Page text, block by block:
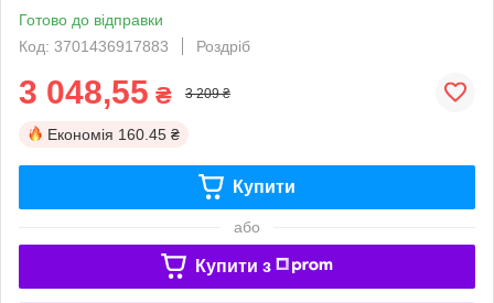
Готово до відправки
Код: 3701436917883
Роздріб
3 048,55 ₴ 3 209 ₴
Економія 160.45 ₴
Купити
або
Купити з